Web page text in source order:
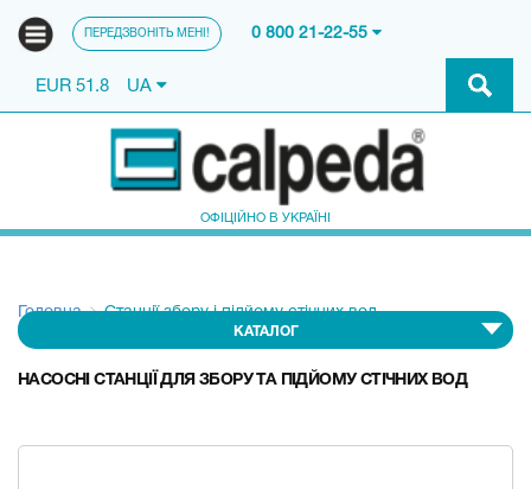
ПЕРЕДЗВОНІТЬ МЕНІ! 0 800 21-22-55
EUR 51.8 UA
ОФІЦІЙНО В УКРАЇНІ
Головна Станції збору і підйому стічних вод
КАТАЛОГ
НАСОСНІ СТАНЦІЇ ДЛЯ ЗБОРУ ТА ПІДЙОМУ СТІЧНИХ ВОД